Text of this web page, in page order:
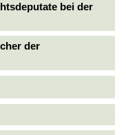
bei der
der